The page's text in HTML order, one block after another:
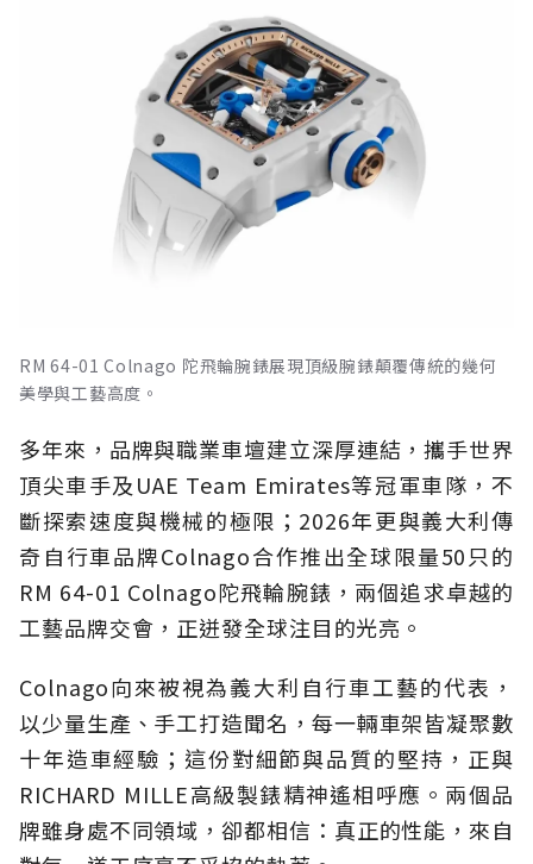
RM 64-01 Colnago 陀飛輪腕錶展現頂級腕錶顛覆傳統的幾何
美學與工藝高度。
多年來，品牌與職業車壇建立深厚連結，攜手世界
頂尖車手及UAE Team Emirates等冠軍車隊，不
斷探索速度與機械的極限；2026年更與義大利傳
奇自行車品牌Colnago合作推出全球限量50只的
RM 64-01 Colnago陀飛輪腕錶，兩個追求卓越的
工藝品牌交會，正迸發全球注目的光亮。
Colnago向來被視為義大利自行車工藝的代表，
以少量生產、手工打造聞名，每一輛車架皆凝聚數
十年造車經驗；這份對細節與品質的堅持，正與
RICHARD MILLE高級製錶精神遙相呼應。兩個品
牌雖身處不同領域，卻都相信：真正的性能，來自